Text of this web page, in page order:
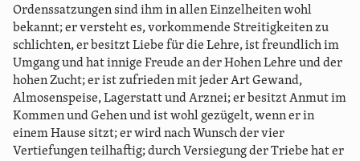
Ordenssatzungen sind ihm in allen Einzelheiten wohl
bekannt; er versteht es, vorkommende Streitigkeiten zu
schlichten, er besitzt Liebe für die Lehre, ist freundlich im
Umgang und hat innige Freude an der Hohen Lehre und der
hohen Zucht; er ist zufrieden mit jeder Art Gewand,
Almosenspeise, Lagerstatt und Arznei; er besitzt Anmut im
Kommen und Gehen und ist wohl gezügelt, wenn er in
einem Hause sitzt; er wird nach Wunsch der vier
Vertiefungen teilhaftig; durch Versiegung der Triebe hat er